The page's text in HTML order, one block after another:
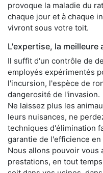
provoque la maladie du
chaque jour et à chaque
vivront sous votre toit.
L'expertise, la meilleure
Il suffit d'un contrôle de
employés expérimentés
l'incursion, l'espèce de
dangerosité de l'invasion.
Ne laissez plus les
leurs nuisances, ne
techniques d'élimination
garantie de l'efficience
Nous allons pouvoir vous
prestations, en tout